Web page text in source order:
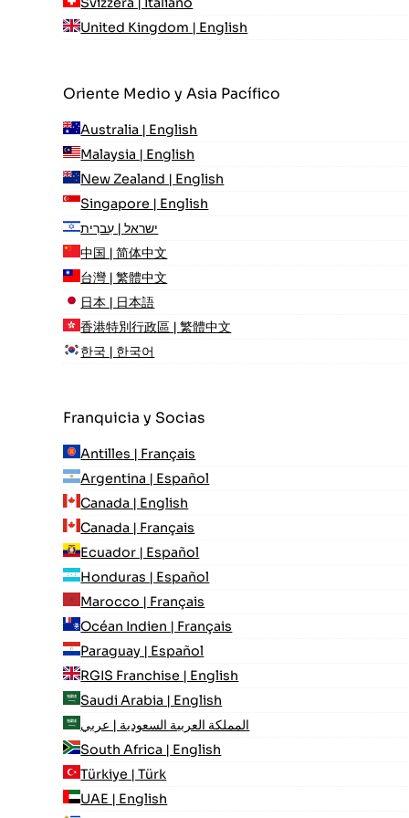
United Kingdom | English
Oriente Medio y Asia Pacífico
Australia | English
Malaysia | English
New Zealand | English
Singapore | English
ישראל | עִברִית
中国 | 简体中文
台灣 | 繁體中文
日本 | 日本語
香港特別行政區 | 繁體中文
한국 | 한국어
Franquicia y Socias
Antilles | Français
Argentina | Español
Canada | English
Canada | Français
Ecuador | Español
Honduras | Español
Marocco | Français
Océan Indien | Français
Paraguay | Español
RGIS Franchise | English
Saudi Arabia | English
المملكة العربية السعودية | عربي
South Africa | English
Türkiye | Türk
UAE | English